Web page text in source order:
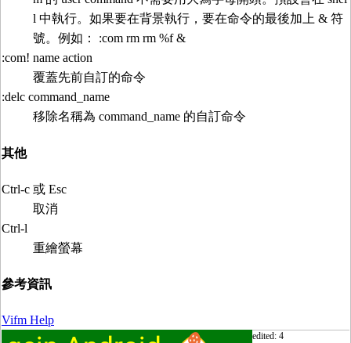
l 中執行。如果要在背景執行，要在命令的最後加上 & 符
號。例如： :com rm rm %f &
:com! name action
覆蓋先前自訂的命令
:delc command_name
移除名稱為 command_name 的自訂命令
其他
Ctrl-c 或 Esc
取消
Ctrl-l
重繪螢幕
參考資訊
Vifm Help
edited: 4